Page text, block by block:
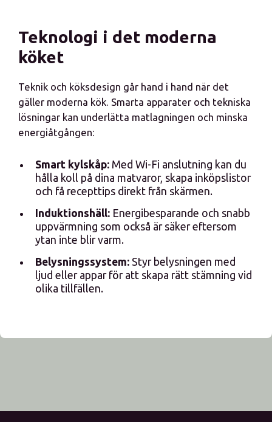
Teknologi i det moderna
köket
Teknik och köksdesign går hand i hand när det
gäller moderna kök. Smarta apparater och tekniska
lösningar kan underlätta matlagningen och minska
energiåtgången:
Smart kylskåp: Med Wi-Fi anslutning kan du
hålla koll på dina matvaror, skapa inköpslistor
och få recepttips direkt från skärmen.
Induktionshäll: Energibesparande och snabb
uppvärmning som också är säker eftersom
ytan inte blir varm.
Belysningssystem: Styr belysningen med
ljud eller appar för att skapa rätt stämning vid
olika tillfällen.